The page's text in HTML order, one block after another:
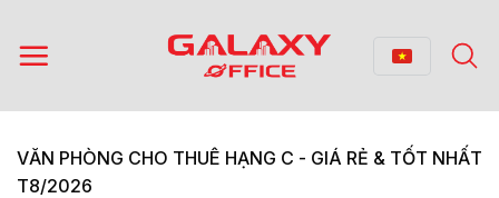
qua
nội
VĂN PHÒNG CHO THUÊ HẠNG C - GIÁ RẺ & TỐT NHẤT
T8/2026